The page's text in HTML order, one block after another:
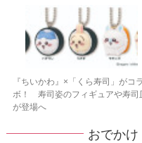
『ちいかわ』×「くら寿司」がコラ
ボ！ 寿司姿のフィギュアや寿司
が登場へ
おでか